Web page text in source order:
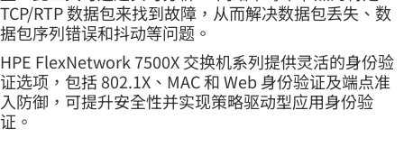
TCP/RTP 数据包来找到故障，从而解决数据包丢失、数
据包序列错误和抖动等问题。
HPE FlexNetwork 7500X 交换机系列提供灵活的身份验
证选项，包括 802.1X、MAC 和 Web 身份验证及端点准
入防御，可提升安全性并实现策略驱动型应用身份验
证。